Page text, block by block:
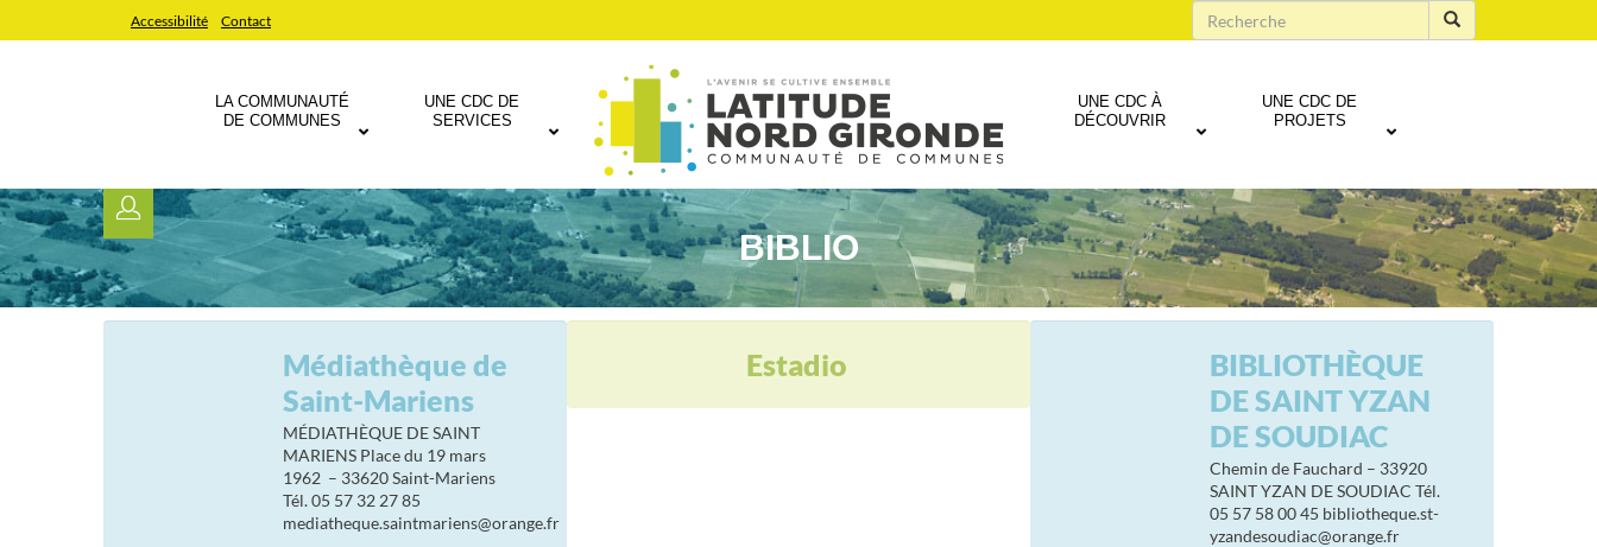
Accessibilité Contact
LA COMMUNAUTÉ
DE COMMUNES
UNE CDC DE
SERVICES
UNE CDC À
DÉCOUVRIR
UNE CDC DE
PROJETS
BIBLIO
Médiathèque de
Saint-Mariens
MÉDIATHÈQUE DE SAINT
MARIENS Place du 19 mars
1962 – 33620 Saint-Mariens
Tél. 05 57 32 27 85
mediatheque.saintmariens@orange.fr
Estadio
BIBLIOTHÈQUE
DE SAINT YZAN
DE SOUDIAC
Chemin de Fauchard – 33920
SAINT YZAN DE SOUDIAC Tél.
05 57 58 00 45 bibliotheque.st-
yzandesoudiac@orange.fr